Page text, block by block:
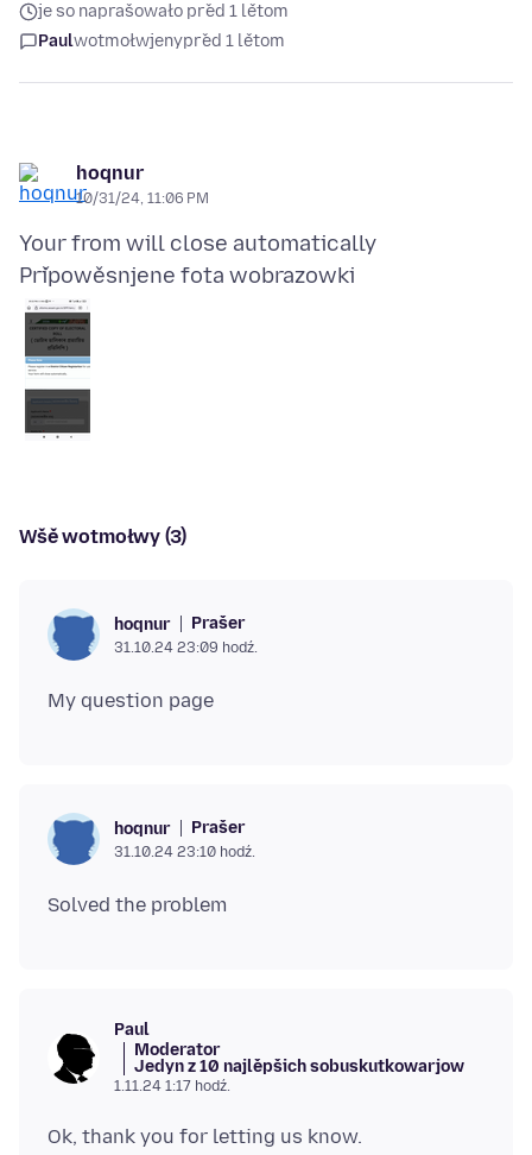
je so naprašowało před 1 lětom
Paulwotmołwjenypřed 1 lětom
hoqnur
10/31/24, 11:06 PM
Připowěsnjene fota wobrazowki
Wšě wotmołwy (3)
hoqnur Prašer
31.10.24 23:09 hodź.
hoqnur Prašer
31.10.24 23:10 hodź.
Paul
Moderator
Jedyn z 10 najlěpšich sobuskutkowarjow
1.11.24 1:17 hodź.